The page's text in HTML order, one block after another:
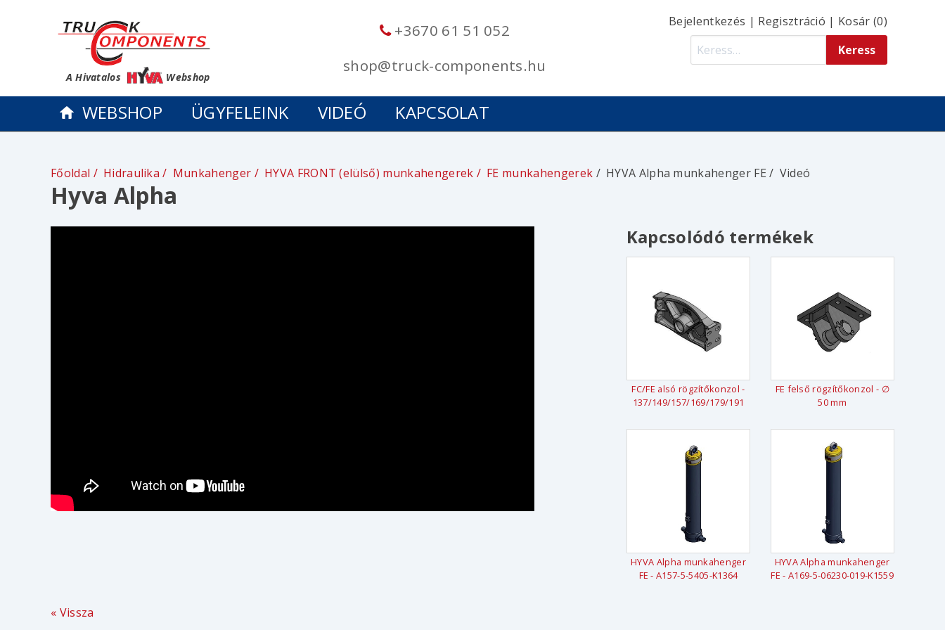
A Hivatalos Webshop
+3670 61 51 052
shop@truck-components.hu
Bejelentkezés | Regisztráció | Kosár (0)
WEBSHOP ÜGYFELEINK VIDEÓ KAPCSOLAT
Főoldal Hidraulika Munkahenger HYVA FRONT (elülső) munkahengerek FE munkahengerek HYVA Alpha munkahenger FE Videó
Hyva Alpha
Kapcsolódó termékek
FC/FE alsó rögzítőkonzol -
137/149/157/169/179/191
FE felső rögzítőkonzol - ∅
50 mm
HYVA Alpha munkahenger
FE - A157-5-5405-K1364
HYVA Alpha munkahenger
FE - A169-5-06230-019-K1559
« Vissza